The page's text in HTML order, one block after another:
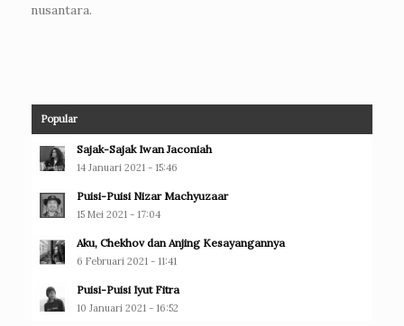
nusantara.
Popular
Sajak-Sajak Iwan Jaconiah
14 Januari 2021 - 15:46
Puisi-Puisi Nizar Machyuzaar
15 Mei 2021 - 17:04
Aku, Chekhov dan Anjing Kesayangannya
6 Februari 2021 - 11:41
Puisi-Puisi Iyut Fitra
10 Januari 2021 - 16:52